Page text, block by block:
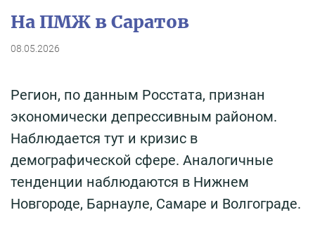
На ПМЖ в Саратов
08.05.2026
Регион, по данным Росстата, признан
экономически депрессивным районом.
Наблюдается тут и кризис в
демографической сфере. Аналогичные
тенденции наблюдаются в Нижнем
Новгороде, Барнауле, Самаре и Волгограде.